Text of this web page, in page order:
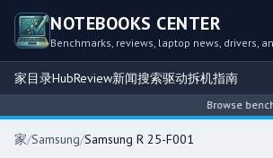
NOTEBOOKS CENTER
Benchmarks, reviews, laptop news, drivers,
家目录HubReview新闻搜索驱动拆机指南
Browse
家/Samsung/Samsung R 25-F001